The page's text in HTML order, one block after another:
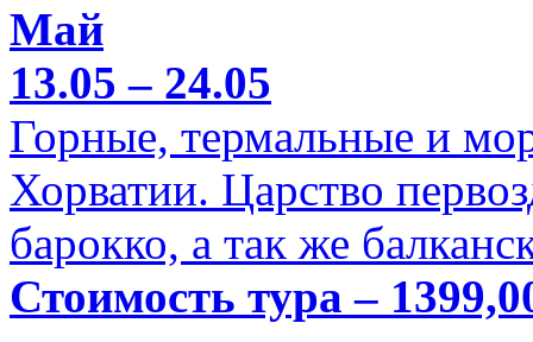
Май
13.05 – 24.05
Горные, термальные и
Хорватии. Царство
барокко, а так же
Стоимость тура –